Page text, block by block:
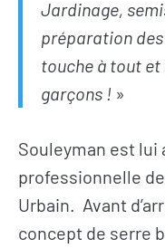
Jardinage,
préparation
touche à tout
garçons ! »
Souleyman est
professionnelle
Urbain. Avant
concept de serre